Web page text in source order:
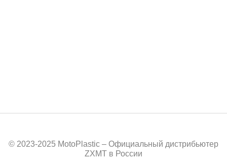
© 2023-2025 MotoPlastic – Официальный дистрибьютер
ZXMT в России